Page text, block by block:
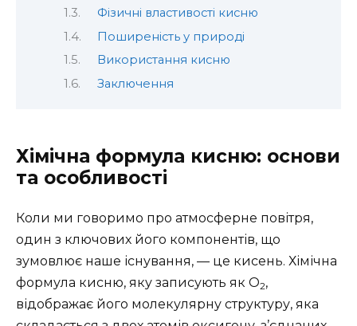
Фізичні властивості кисню
Поширеність у природі
Використання кисню
Заключення
Хімічна формула кисню: основи
та особливості
Коли ми говоримо про атмосферне повітря,
один з ключових його компонентів, що
зумовлює наше існування, — це кисень. Хімічна
формула кисню, яку записують як O2,
відображає його молекулярну структуру, яка